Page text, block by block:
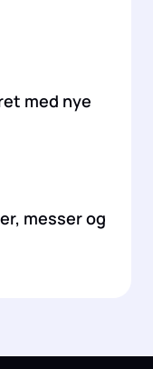
med nye
messer og